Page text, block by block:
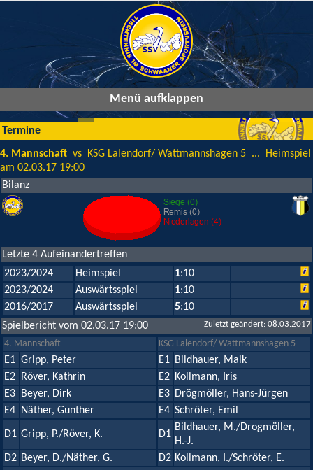
Menü aufklappen
Termine
4. Mannschaft vs KSG Lalendorf/ Wattmannshagen 5 ... Heimspiel
am 02.03.17 19:00
Bilanz
Letzte 4 Aufeinandertreffen
2023/2024
Heimspiel 1:10
2023/2024
Auswärtsspiel 1:10
2016/2017
Auswärtsspiel 5:10
Spielbericht vom 02.03.17 19:00
Zuletzt geändert: 08.03.2017
4. Mannschaft KSG Lalendorf/ Wattmannshagen 5
E1 Gripp, Peter E1 Bildhauer, Maik
E2
Röver, Kathrin E2 Kollmann, Iris
E3
Beyer, Dirk E3 Drögmöller, Hans-Jürgen
E4
Näther, Gunther E4 Schröter, Emil
D1 Gripp, P./Röver, K. D1
Bildhauer, M./Drogmöller,
H.-J.
D2 Beyer, D./Näther, G. D2 Kollmann, I./Schröter, E.